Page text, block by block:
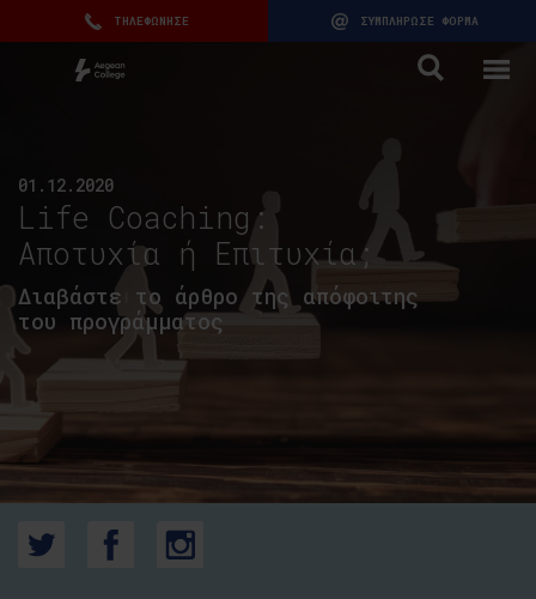
ΤΗΛΕΦΩΝΗΣΕ ΣΥΜΠΛΗΡΩΣΕ ΦΟΡΜΑ
01.12.2020
Life Coaching:
Αποτυχία ή Επιτυχία;
Διαβάστε το άρθρο της απόφοιτης
του προγράμματος